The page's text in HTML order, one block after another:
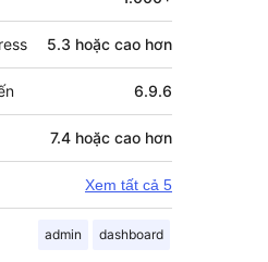
5.3 hoặc cao hơn
6.9.6
7.4 hoặc cao hơn
Xem tất cả 5
admin dashboard